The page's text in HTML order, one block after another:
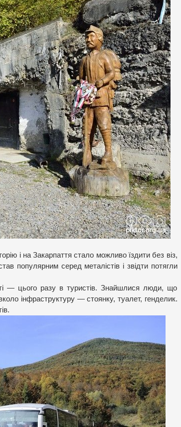
і на Закарпаття стало можливо їздити без віз,
популярним серед металістів і звідти потягли
— цього разу в туристів. Знайшлися люди, що
інфраструктуру — стоянку, туалет, генделик.